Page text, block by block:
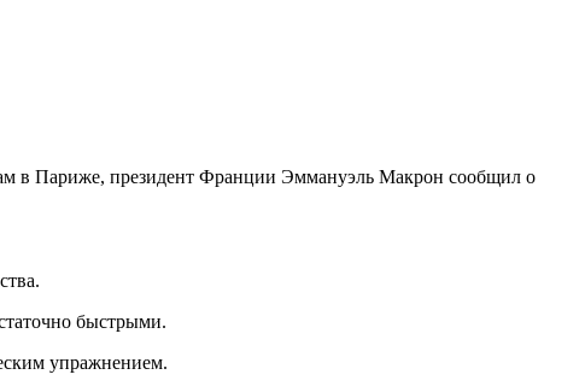
в Париже, президент Франции Эммануэль Макрон сообщил о
быстрыми.
упражнением.